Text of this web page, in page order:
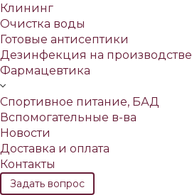
Клининг
Очистка воды
Готовые антисептики
Дезинфекция на производстве
Фармацевтика
Спортивное питание, БАД
Вспомогательные в-ва
Новости
Доставка и оплата
Контакты
Задать вопрос